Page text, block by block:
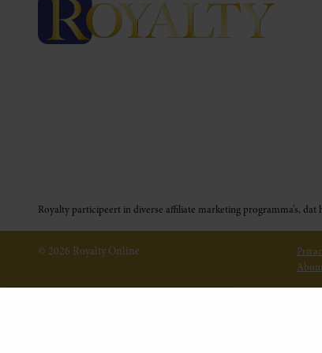
Royalty participeert in diverse affiliate marketing programma’s,
© 2026 Royalty Online